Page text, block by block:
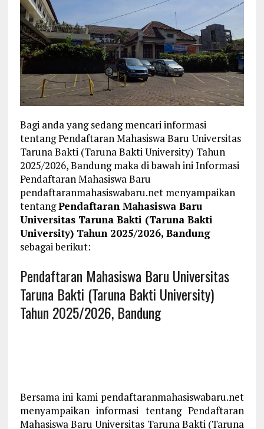
Bagi anda yang sedang mencari informasi
tentang Pendaftaran Mahasiswa Baru Universitas
Taruna Bakti (Taruna Bakti University) Tahun
2025/2026, Bandung maka di bawah ini Informasi
Pendaftaran Mahasiswa Baru
pendaftaranmahasiswabaru.net menyampaikan
tentangPendaftaran Mahasiswa Baru
Universitas Taruna Bakti (Taruna Bakti
University) Tahun 2025/2026, Bandung
sebagai berikut:
Pendaftaran Mahasiswa Baru Universitas
Taruna Bakti (Taruna Bakti University)
Tahun 2025/2026, Bandung
Bersama ini kami pendaftaranmahasiswabaru.net
menyampaikan informasi tentang Pendaftaran
Mahasiswa Baru Universitas Taruna Bakti (Taruna